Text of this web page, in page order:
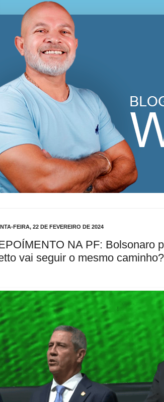
Blog Wilton
FEIRA, 22 DE FEVEREIRO DE 2024
NA PF: Bolsonaro
vai seguir o mesmo caminho?